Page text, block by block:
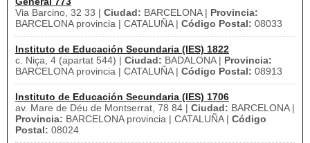
Via Barcino, 32 33 | Ciudad: BARCELONA | Provincia:
BARCELONA provincia | CATALUÑA | Código Postal: 08033
Instituto de Educación Secundaria (IES) 1822
c. Niça, 4 (apartat 544) | Ciudad: BADALONA | Provincia:
BARCELONA provincia | CATALUÑA | Código Postal: 08913
Instituto de Educación Secundaria (IES) 1706
av. Mare de Déu de Montserrat, 78 84 | Ciudad: BARCELONA |
Provincia: BARCELONA provincia | CATALUÑA | Código
Postal: 08024